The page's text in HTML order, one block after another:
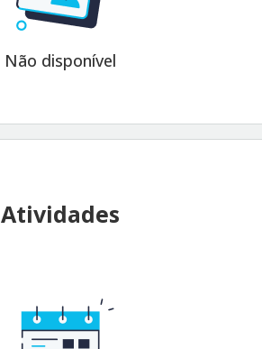
Não disponível
Atividades